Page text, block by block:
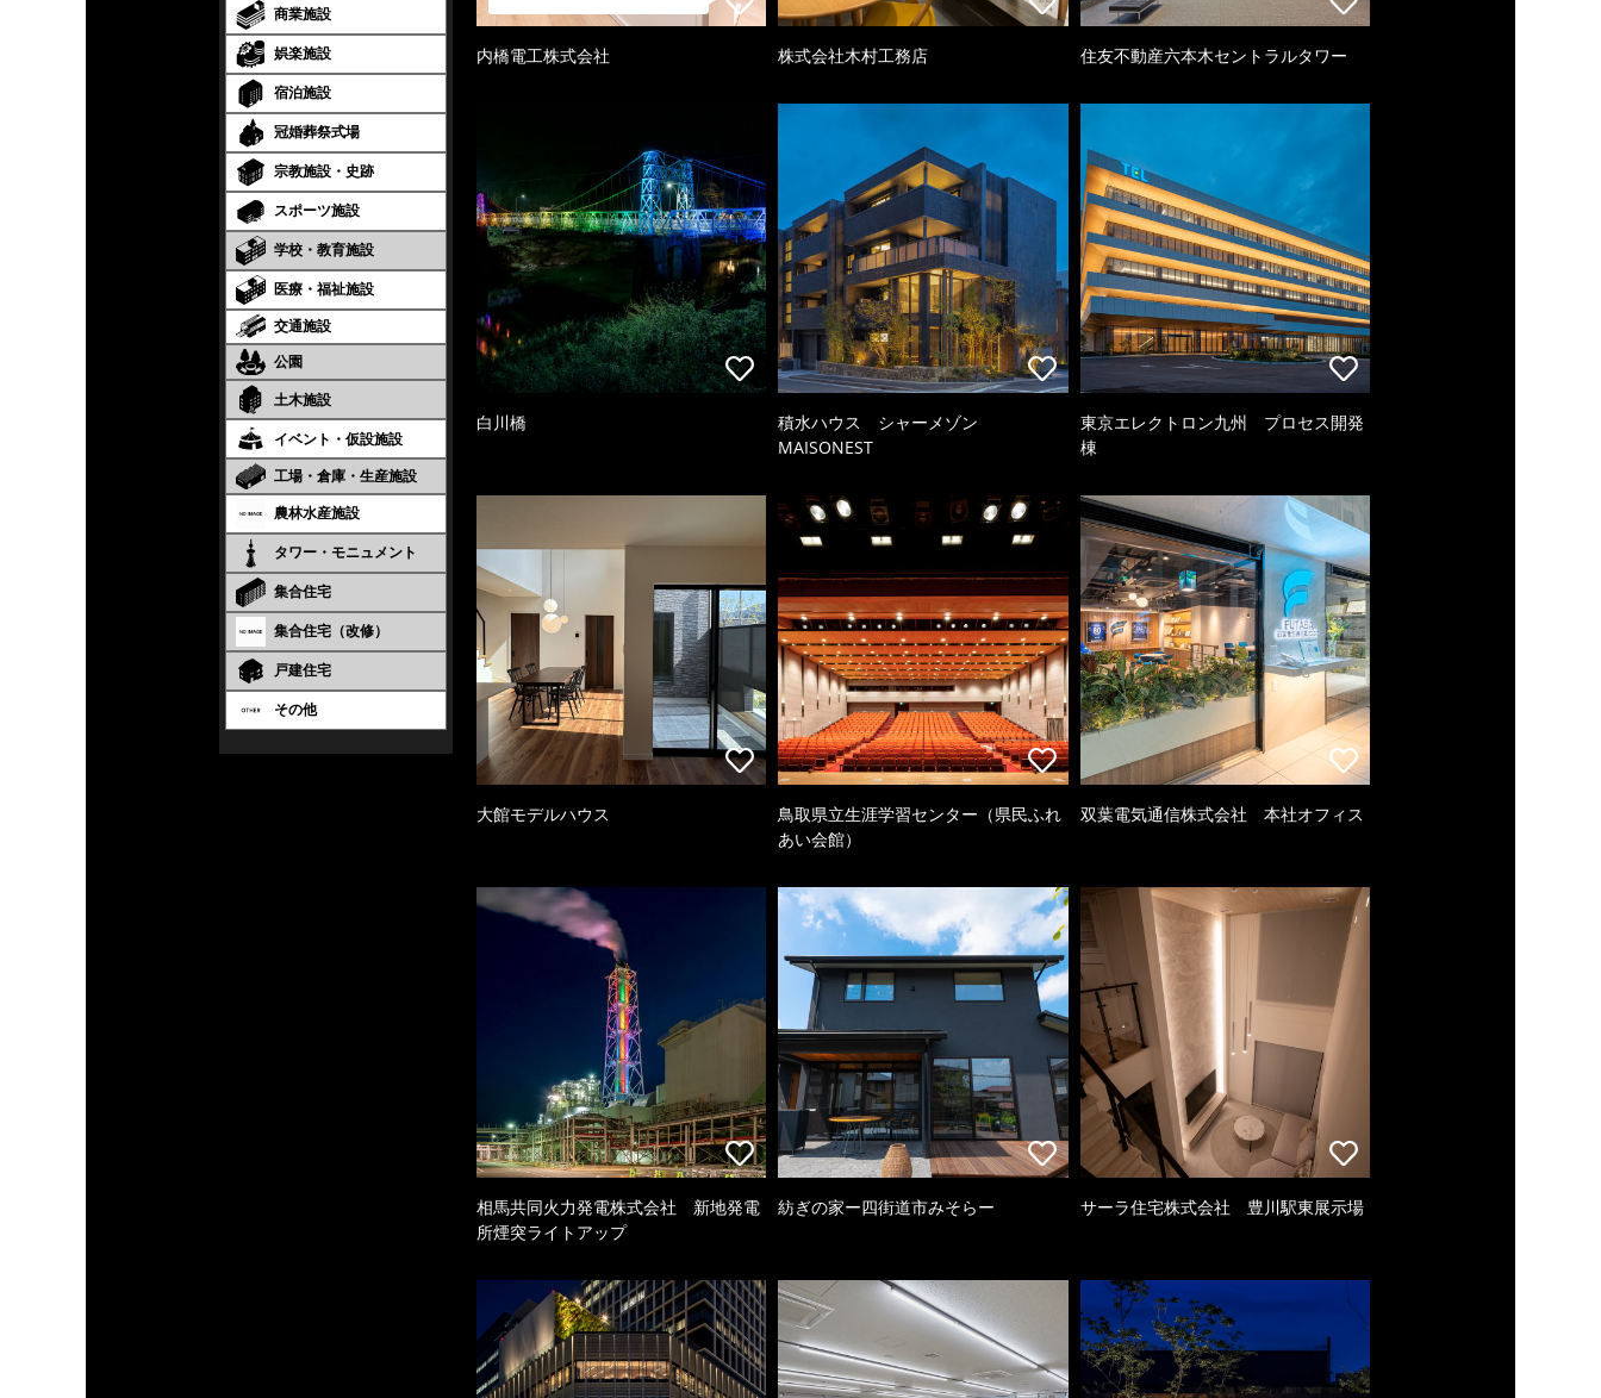
商業施設
娯楽施設
宿泊施設
冠婚葬祭式場
宗教施設・史跡
スポーツ施設
学校・教育施設
医療・福祉施設
交通施設
公園
土木施設
イベント・仮設施設
工場・倉庫・生産施設
農林水産施設
タワー・モニュメント
集合住宅
集合住宅（改修）
戸建住宅
その他
内橋電工株式会社 株式会社木村工務店 住友不動産六本木セントラルタワー
白川橋
積水ハウス シャーメゾン
MAISONEST
東京エレクトロン九州 プロセス開発
棟
大館モデルハウス
鳥取県立生涯学習センター（県民ふれ
あい会館）
双葉電気通信株式会社 本社オフィス
相馬共同火力発電株式会社 新地発電
所煙突ライトアップ
紡ぎの家ー四街道市みそらー サーラ住宅株式会社 豊川駅東展示場